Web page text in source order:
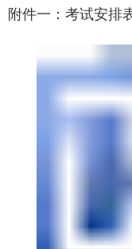
附件一：考试安排